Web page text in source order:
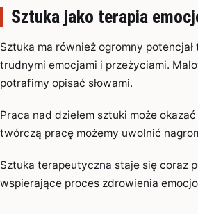
Sztuka jako terapia
Sztuka ma również ogromny
trudnymi emocjami i przeżyciami.
potrafimy opisać słowami.
Praca nad dziełem sztuki może
twórczą pracę możemy uwolnić
Sztuka terapeutyczna staje się coraz
wspierające proces zdrowienia